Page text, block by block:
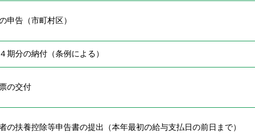
申告（市町村区）
期分の納付（条例による）
の交付
の扶養控除等申告書の提出（本年最初の給与支払日の前日まで）